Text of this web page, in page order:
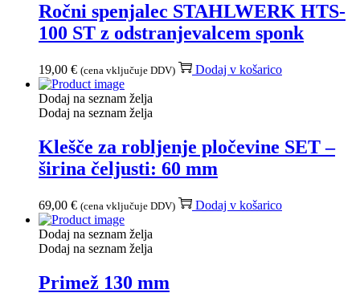
Ročni spenjalec STAHLWERK HTS-
100 ST z odstranjevalcem sponk
19,00 € (cena vključuje DDV) Dodaj v košarico
Dodaj na seznam želja
Dodaj na seznam želja
Klešče za robljenje pločevine SET –
širina čeljusti: 60 mm
69,00 € (cena vključuje DDV) Dodaj v košarico
Dodaj na seznam želja
Dodaj na seznam želja
Primež 130 mm